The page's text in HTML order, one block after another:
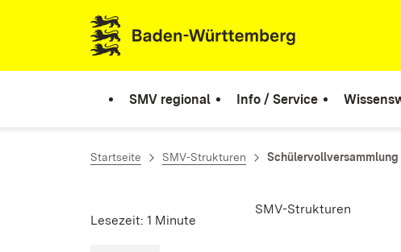
Zum Inhalt springen
Link zur Startseite
SMV regional Info / Service
Startseite SMV-Strukturen Schülervollversammlung
SMV-Strukturen
Lesezeit: 1 Minute